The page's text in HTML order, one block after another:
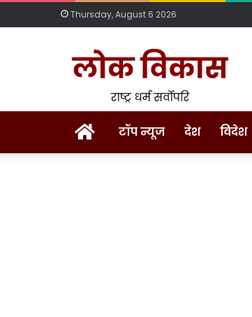
Thursday, August 6 2026
Homeटॉप न्यूज देश विदेश